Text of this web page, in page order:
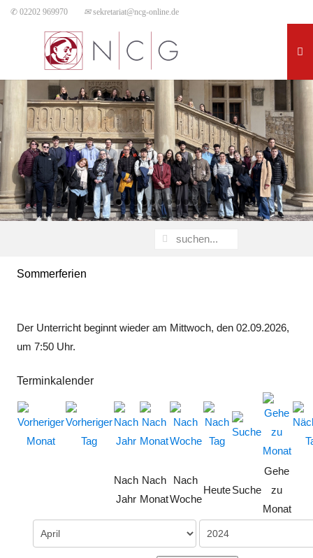
✆ 02202 969970 ✉sekretariat@ncg-online.de
Sommerferien
Der Unterricht beginnt wieder am Mittwoch, den 02.09.2026,
um 7:50 Uhr.
Terminkalender
Nach
Jahr
Nach
Monat
Nach
Woche
HeuteSuche
Gehe
zu
Monat